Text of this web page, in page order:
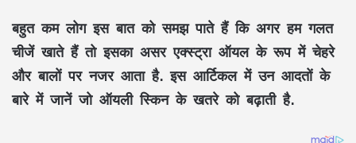
बहुत कम लोग इस बात को समझ पाते हैं कि अगर हम गलत
चीजें खाते हैं तो इसका असर एक्स्ट्रा ऑयल के रूप में चेहरे
और बालों पर नजर आता है. इस आर्टिकल में उन आदतों के
बारे में जानें जो ऑयली स्किन के खतरे को बढ़ाती है.